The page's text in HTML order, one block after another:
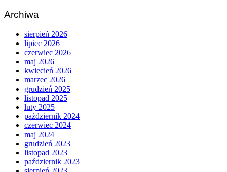
Archiwa
sierpień 2026
lipiec 2026
czerwiec 2026
maj 2026
kwiecień 2026
marzec 2026
grudzień 2025
listopad 2025
luty 2025
październik 2024
czerwiec 2024
maj 2024
grudzień 2023
listopad 2023
październik 2023